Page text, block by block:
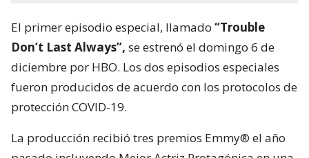
El primer episodio especial, llamado “Trouble
Don’t Last Always”, se estrenó el domingo 6 de
diciembre por HBO. Los dos episodios especiales
fueron producidos de acuerdo con los protocolos de
protección COVID-19.
La producción recibió tres premios Emmy® el año